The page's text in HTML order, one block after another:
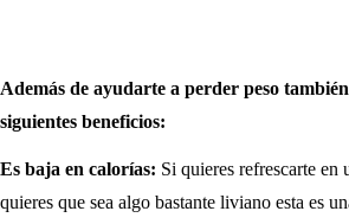
Además de ayudarte a perder peso
siguientes beneficios:
Es baja en calorías: Si quieres refrescarte en
quieres que sea algo bastante liviano esta es